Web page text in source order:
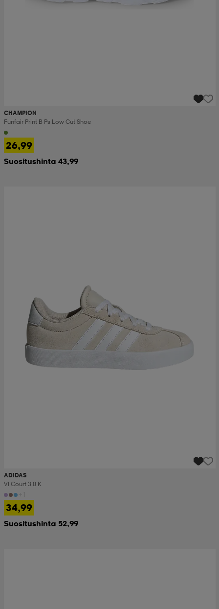
CHAMPION
Funfair Print B Ps Low Cut Shoe
26,99
Suositushinta 43,99
ADIDAS
Vl Court 3.0 K
34,99
Suositushinta 52,99